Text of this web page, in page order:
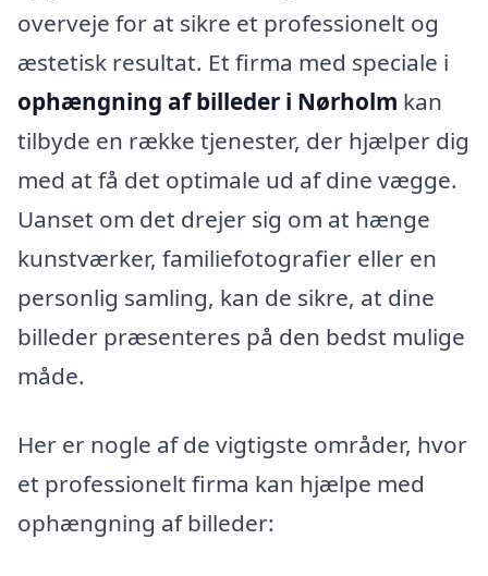
overveje for at sikre et professionelt og
æstetisk resultat. Et firma med speciale i
ophængning af billeder i Nørholm kan
tilbyde en række tjenester, der hjælper dig
med at få det optimale ud af dine vægge.
Uanset om det drejer sig om at hænge
kunstværker, familiefotografier eller en
personlig samling, kan de sikre, at dine
billeder præsenteres på den bedst mulige
måde.
Her er nogle af de vigtigste områder, hvor
et professionelt firma kan hjælpe med
ophængning af billeder: